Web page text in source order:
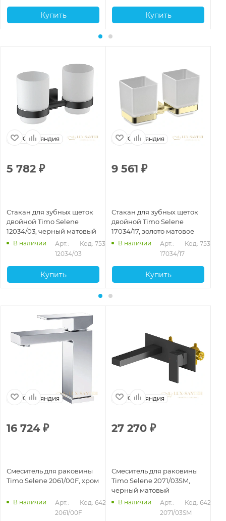
Купить Купить
Финляндия
5 782 ₽
Стакан для зубных щеток
двойной Timo Selene
12034/03, черный матовый
В наличии
Арт.:
12034/03
Код: 75327
Купить
Финляндия
9 561 ₽
Стакан для зубных щеток
двойной Timo Selene
17034/17, золото матовое
В наличии
Арт.:
17034/17
Код: 75329
Купить
Финляндия
16 724₽
Смеситель для раковины
Timo Selene 2061/00F, хром
В наличии
Арт.:
2061/00F
Код: 64273
Финляндия
27 270 ₽
Смеситель для раковины
Timo Selene 2071/03SM,
черный матовый
В наличии
Арт.:
2071/03SM
Код: 64277